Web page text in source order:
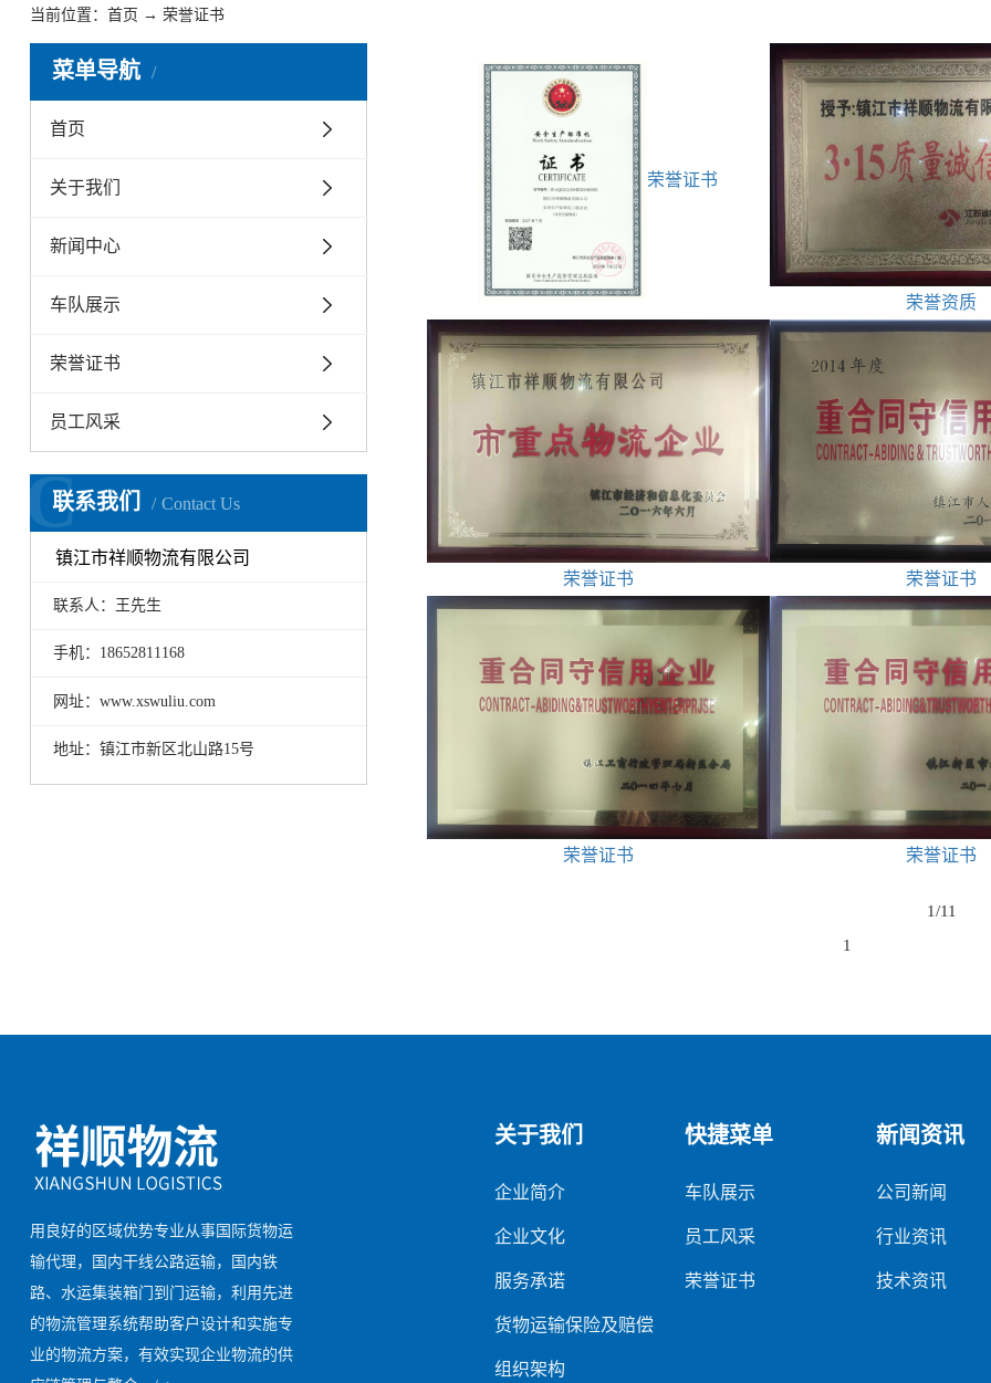
当前位置： 首页 → 荣誉证书
菜单导航
首页
关于我们
新闻中心
车队展示
荣誉证书
员工风采
联系我们 Contact Us
C
镇江市祥顺物流有限公司
联系人：王先生
手机：18652811168
网址：www.xswuliu.com
地址：镇江市新区北山路15号
荣誉证书
荣誉资质
荣誉证书 荣誉证书
荣誉证书 荣誉证书
1/11
用良好的区域优势专业从事国际货物运
输代理，国内干线公路运输，国内铁
路、水运集装箱门到门运输，利用先进
的物流管理系统帮助客户设计和实施专
业的物流方案，有效实现企业物流的供
关于我们
企业简介
企业文化
服务承诺
货物运输保险及赔偿
组织架构
快捷菜单
车队展示
员工风采
荣誉证书
新闻资讯
公司新闻
行业资讯
技术资讯